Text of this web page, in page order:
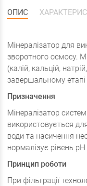
ОПИС
Мінералізатор для
зворотного осмосу.
(калій, кальцій,
завершальному етапі
Призначення
Мінералізатор
використовується
води та насичення
нормалізує рівень рН
Принцип роботи
При фільтрації